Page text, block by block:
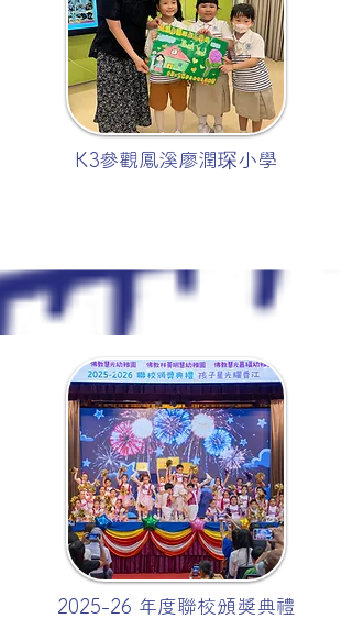
K3參觀鳳溪廖潤琛小學
2025-26 年度聯校頒獎典禮